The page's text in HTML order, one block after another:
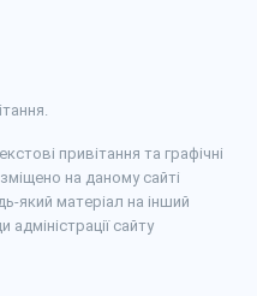
привітання та графічні
на даному сайті
який матеріал на інший
сайту